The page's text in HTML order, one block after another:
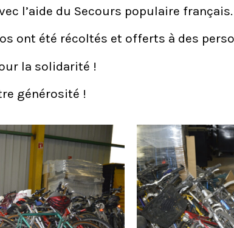
l’aide du Secours populaire français.
ont été récoltés et offerts à des
la solidarité !
générosité !